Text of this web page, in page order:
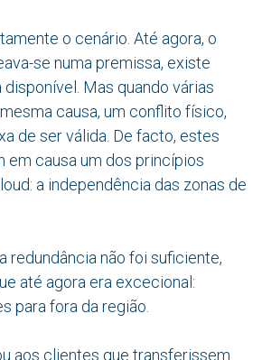
o cenário. Até agora, o
se numa premissa, existe
Mas quando várias
causa, um conflito físico,
de ser válida. De facto, estes
em causa um dos princípios
a independência das zonas de
redundância não foi suficiente,
até agora era excecional:
para fora da região.
aos clientes que transferissem